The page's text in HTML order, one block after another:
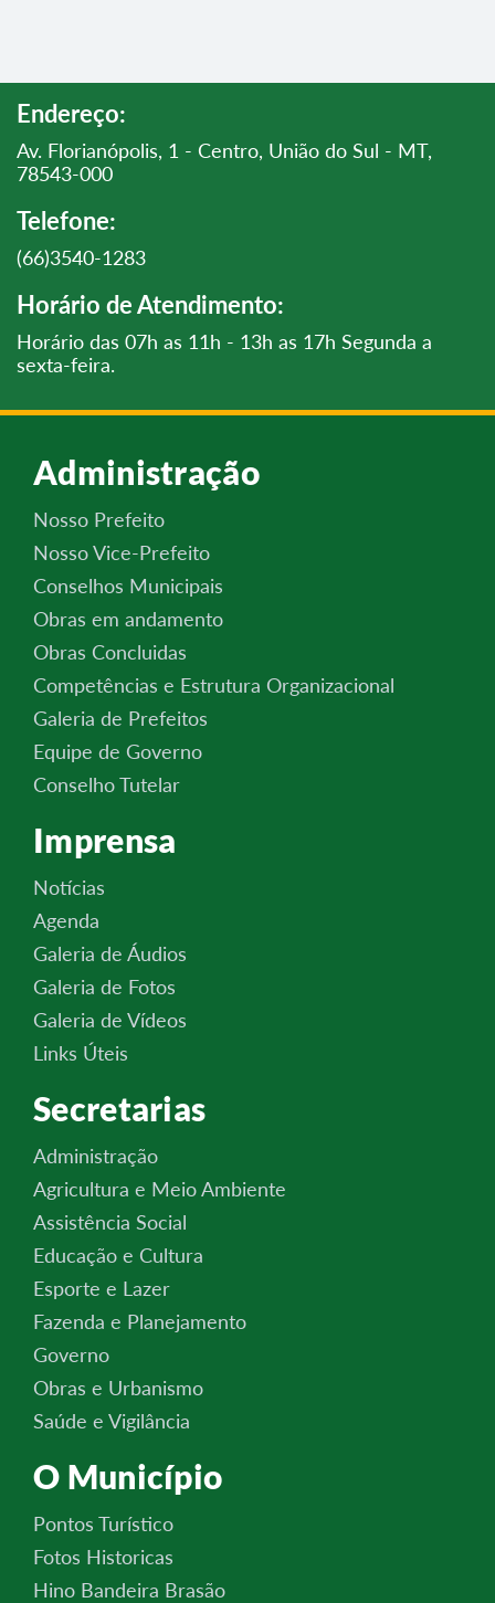
Endereço:
Av. Florianópolis, 1 - Centro, União do Sul - MT,
78543-000
Telefone:
(66)3540-1283
Horário de Atendimento:
Horário das 07h as 11h - 13h as 17h Segunda a
sexta-feira.
Administração
Nosso Prefeito
Nosso Vice-Prefeito
Conselhos Municipais
Obras em andamento
Obras Concluidas
Competências e Estrutura Organizacional
Galeria de Prefeitos
Equipe de Governo
Conselho Tutelar
Imprensa
Notícias
Agenda
Galeria de Áudios
Galeria de Fotos
Galeria de Vídeos
Links Úteis
Secretarias
Administração
Agricultura e Meio Ambiente
Assistência Social
Educação e Cultura
Esporte e Lazer
Fazenda e Planejamento
Governo
Obras e Urbanismo
Saúde e Vigilância
O Município
Pontos Turístico
Fotos Historicas
Hino Bandeira Brasão